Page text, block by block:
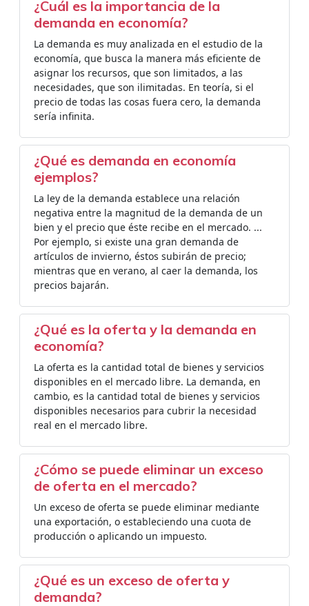
¿Cuál es la importancia de la
demanda en economía?
La demanda es muy analizada en el estudio de la
economía, que busca la manera más eficiente de
asignar los recursos, que son limitados, a las
necesidades, que son ilimitadas. En teoría, si el
precio de todas las cosas fuera cero, la demanda
sería infinita.
¿Qué es demanda en economía
ejemplos?
La ley de la demanda establece una relación
negativa entre la magnitud de la demanda de un
bien y el precio que éste recibe en el mercado. ...
Por ejemplo, si existe una gran demanda de
artículos de invierno, éstos subirán de precio;
mientras que en verano, al caer la demanda, los
precios bajarán.
¿Qué es la oferta y la demanda en
economía?
La oferta es la cantidad total de bienes y servicios
disponibles en el mercado libre. La demanda, en
cambio, es la cantidad total de bienes y servicios
disponibles necesarios para cubrir la necesidad
real en el mercado libre.
¿Cómo se puede eliminar un exceso
de oferta en el mercado?
Un exceso de oferta se puede eliminar mediante
una exportación, o estableciendo una cuota de
producción o aplicando un impuesto.
¿Qué es un exceso de oferta y
demanda?